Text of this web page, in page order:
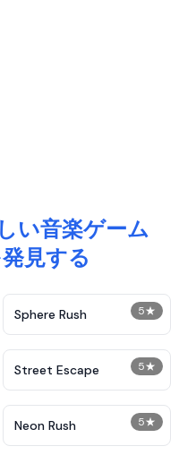
い音楽ゲーム
見する
5★
Sphere Rush
5★
Street Escape
5★
Neon Rush